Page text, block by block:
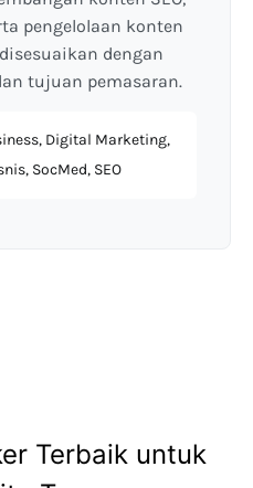
pengelolaan konten
dengan
tujuan pemasaran.
Digital Marketing,
SocMed, SEO
Terbaik untuk